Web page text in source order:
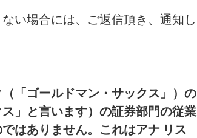
い場合には、ご返信頂き、通知し
「ゴールドマン・サックス」）の
」と言います）の証券部門の従業
はありません。これはアナ リス